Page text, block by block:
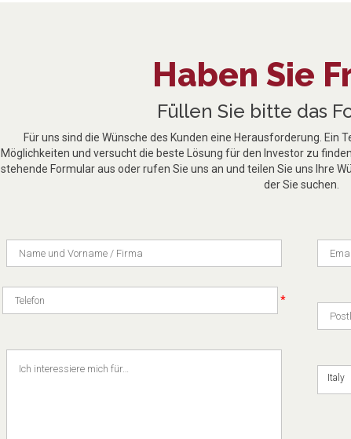
Haben Sie
Füllen Sie bitte das
Für uns sind die Wünsche des Kunden eine Herausforderung.
Möglichkeiten und versucht die beste Lösung für den Investor zu
stehende Formular aus oder rufen Sie uns an und teilen Sie uns Ihre
der Sie suchen.
*
Italy